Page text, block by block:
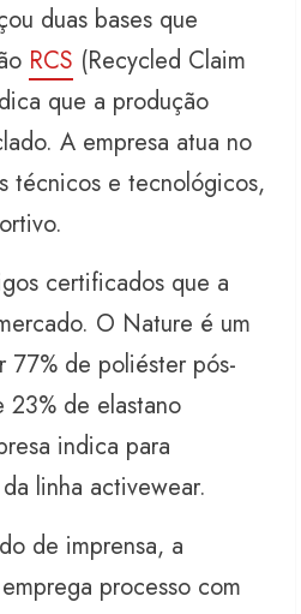
duas bases que
RCS (Recycled Claim
que a produção
A empresa atua no
técnicos e tecnológicos,
certificados que a
O Nature é um
de poliéster pós-
23% de elastano
indica para
linha activewear.
de imprensa, a
processo com